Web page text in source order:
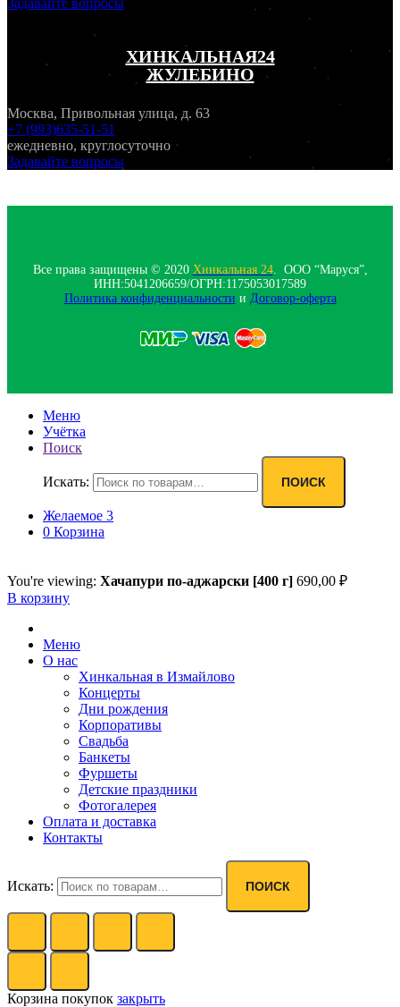
Задавайте вопросы
ХИНКАЛЬНАЯ24
ЖУЛЕБИНО
Москва, Привольная улица, д. 63
+7 (993)635-51-51
ежедневно, круглосуточно
Задавайте вопросы
Все права защищены © 2020 Хинкальная 24. ООО “Маруся”,
ИНН:5041206659/ОГРН:1175053017589
Политика конфиденциальности‍ и Договор-оферта
Меню
Учётка
Поиск
Искать: ПОИСК
Желаемое 3
0 Корзина
You're viewing: Хачапури по-аджарски [400 г] 690,00 ₽
В корзину
Меню
О нас
Хинкальная в Измайлово
Концерты
Дни рождения
Корпоративы
Свадьба
Банкеты
Фуршеты
Детские праздники
Фотогалерея
Оплата и доставка
Контакты
Искать: ПОИСК
Корзина покупок закрыть